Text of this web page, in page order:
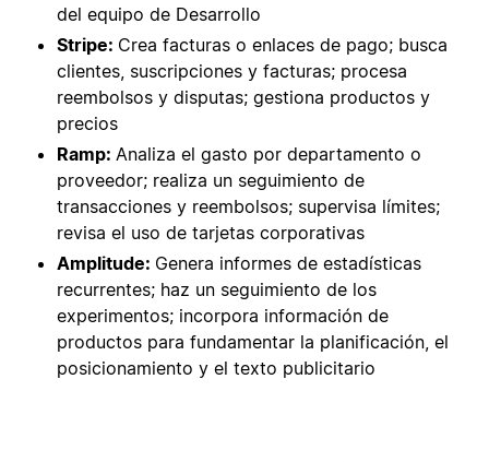
del equipo de Desarrollo
Stripe: Crea facturas o enlaces de pago; busca
clientes, suscripciones y facturas; procesa
reembolsos y disputas; gestiona productos y
precios
Ramp: Analiza el gasto por departamento o
proveedor; realiza un seguimiento de
transacciones y reembolsos; supervisa límites;
revisa el uso de tarjetas corporativas
Amplitude: Genera informes de estadísticas
recurrentes; haz un seguimiento de los
experimentos; incorpora información de
productos para fundamentar la planificación, el
posicionamiento y el texto publicitario